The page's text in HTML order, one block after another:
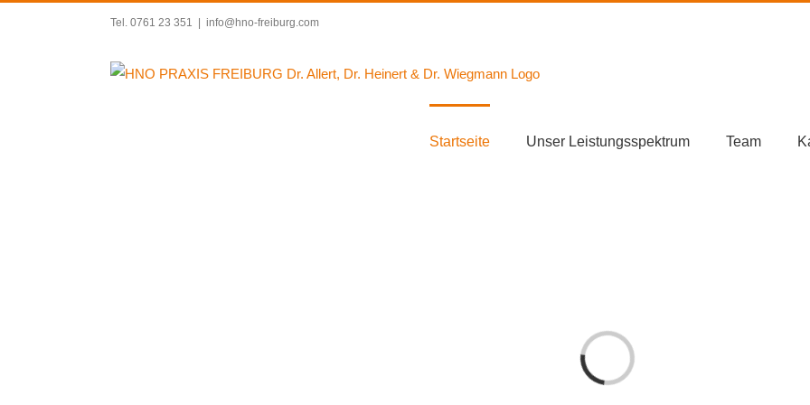
Tel. 0761 23 351 info@hno-freiburg.com
Startseite Unser Leistungsspektrum Team
Laden...